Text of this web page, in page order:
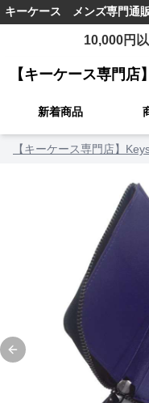
キーケース メンズ専門通
10,000円
【キーケース専門
新着商品
【キーケース専門店】
Previous slide